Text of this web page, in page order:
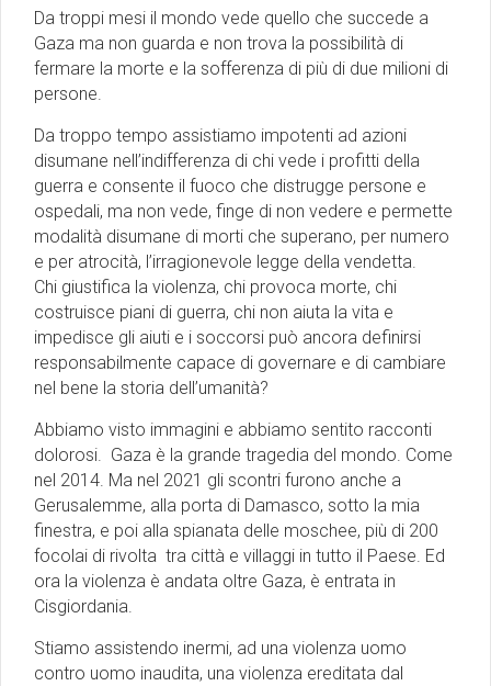
Da troppi mesi il mondo vede quello che succede a
Gaza ma non guarda e non trova la possibilità di
fermare la morte e la sofferenza di più di due milioni di
persone.
Da troppo tempo assistiamo impotenti ad azioni
disumane nell’indifferenza di chi vede i profitti della
guerra e consente il fuoco che distrugge persone e
ospedali, ma non vede, finge di non vedere e permette
modalità disumane di morti che superano, per numero
e per atrocità, l’irragionevole legge della vendetta.
Chi giustifica la violenza, chi provoca morte, chi
costruisce piani di guerra, chi non aiuta la vita e
impedisce gli aiuti e i soccorsi può ancora definirsi
responsabilmente capace di governare e di cambiare
nel bene la storia dell’umanità?
Abbiamo visto immagini e abbiamo sentito racconti
dolorosi. Gaza è la grande tragedia del mondo. Come
nel 2014. Ma nel 2021 gli scontri furono anche a
Gerusalemme, alla porta di Damasco, sotto la mia
finestra, e poi alla spianata delle moschee, più di 200
focolai di rivolta tra città e villaggi in tutto il Paese. Ed
ora la violenza è andata oltre Gaza, è entrata in
Cisgiordania.
Stiamo assistendo inermi, ad una violenza uomo
contro uomo inaudita, una violenza ereditata dal